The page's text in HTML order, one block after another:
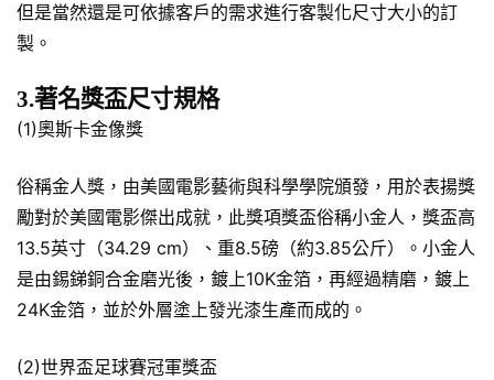
但是當然還是可依據客戶的需求進行客製化尺寸大小的訂
製。
3.著名獎盃尺寸規格
(1)奧斯卡金像獎
俗稱金人獎，由美國電影藝術與科學學院頒發，用於表揚獎
勵對於美國電影傑出成就，此獎項獎盃俗稱小金人，獎盃高
13.5英寸（34.29 cm）、重8.5磅（約3.85公斤）。小金人
是由錫銻銅合金磨光後，鍍上10K金箔，再經過精磨，鍍上
24K金箔，並於外層塗上發光漆生產而成的。
(2)世界盃足球賽冠軍獎盃